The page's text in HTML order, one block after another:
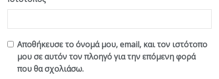
Αποθήκευσε το όνομά μου, email, και τον ιστότοπο
μου σε αυτόν τον πλοηγό για την επόμενη φορά
που θα σχολιάσω.